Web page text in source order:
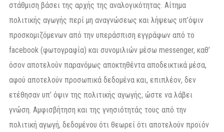
στάθμιση βάσει της αρχής της αναλογικότητας. Αίτημα
πολιτικής αγωγής περί μη αναγνώσεως και λήψεως υπ’όψιν
προσκομιζόμενων από την υπεράσπιση εγγράφων από το
facebook (φωτογραφία) και συνομιλιών μέσω messenger, καθ’
όσον αποτελούν παρανόμως αποκτηθέντα αποδεικτικά μέσα,
αφού αποτελούν προσωπικά δεδομένα και, επιπλέον, δεν
ετέθησαν υπ’ όψιν της πολιτικής αγωγής, ώστε να λάβει
γνώση. Αμφισβήτηση και της γνησιότητάς τους από την
πολιτική αγωγή, δεδομένου ότι θεωρεί ότι αποτελούν προϊόν